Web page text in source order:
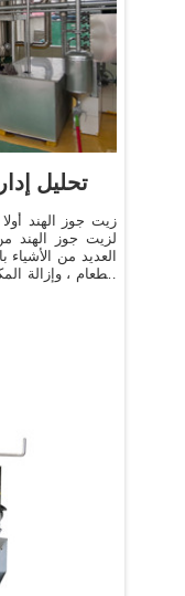
تحليل
لزيت جوز الهند
العديد من
الطعام ، وإزالة